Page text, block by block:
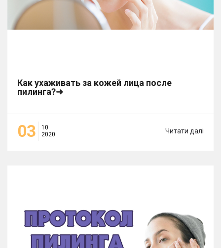
Как ухаживать за кожей лица после
пилинга?➜
03
10
2020
Читати далі